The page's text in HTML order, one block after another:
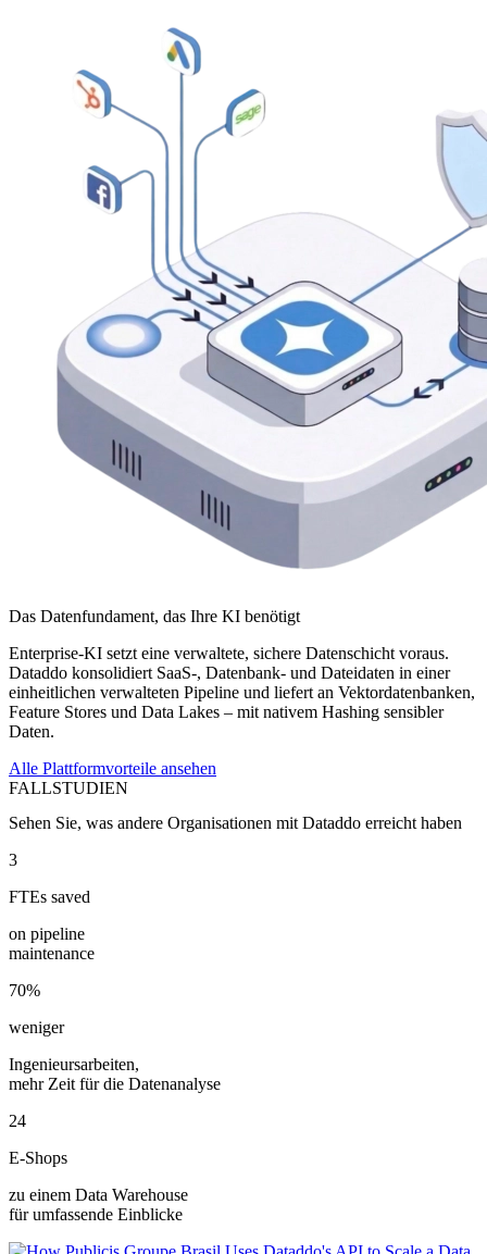
Das Datenfundament, das Ihre KI benötigt
Enterprise-KI setzt eine verwaltete, sichere Datenschicht voraus.
Dataddo konsolidiert SaaS-, Datenbank- und Dateidaten in einer
einheitlichen verwalteten Pipeline und liefert an Vektordatenbanken,
Feature Stores und Data Lakes – mit nativem Hashing sensibler
Daten.
Alle Plattformvorteile ansehen
FALLSTUDIEN
Sehen Sie, was andere Organisationen mit Dataddo erreicht haben
3
FTEs saved
on pipeline
maintenance
70%
weniger
Ingenieursarbeiten,
mehr Zeit für die Datenanalyse
24
E-Shops
zu einem Data Warehouse
für umfassende Einblicke